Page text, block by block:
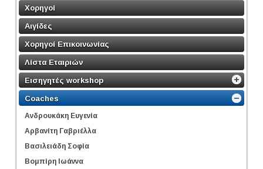
Χορηγοί
Αιγίδες
Χορηγοί Επικοινωνίας
Λίστα Εταιριών
Εισηγητές workshop
Coaches
Ανδρουκάκη Ευγενία
Αρβανίτη Γαβριέλλα
Βασιλειάδη Σοφία
Βομπίρη Ιωάννα